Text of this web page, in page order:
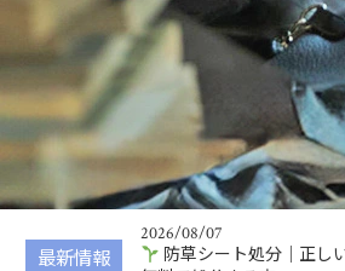
最新情報
2026/08/04
VRゴーグル処分｜正し
無料で処分する方…
2026/08/08
天然芝の処分方法｜正
説！芝生・土・根・…
2026/08/07
防草シート処分｜正し
無料で処分する方…
2026/08/06
キックボード処分｜正